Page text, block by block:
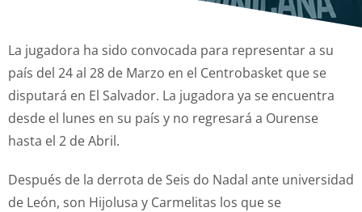
La jugadora ha sido convocada para representar a su
país del 24 al 28 de Marzo en el Centrobasket que se
disputará en El Salvador. La jugadora ya se encuentra
desde el lunes en su país y no regresará a Ourense
hasta el 2 de Abril.
Después de la derrota de Seis do Nadal ante universidad
de León, son Hijolusa y Carmelitas los que se